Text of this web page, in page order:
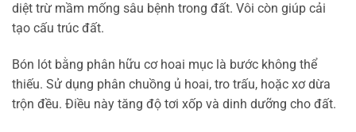
diệt trừ mầm mống sâu bệnh trong đất. Vôi còn giúp cải
tạo cấu trúc đất.
Bón lót bằng phân hữu cơ hoai mục là bước không thể
thiếu. Sử dụng phân chuồng ủ hoai, tro trấu, hoặc xơ dừa
trộn đều. Điều này tăng độ tơi xốp và dinh dưỡng cho đất.